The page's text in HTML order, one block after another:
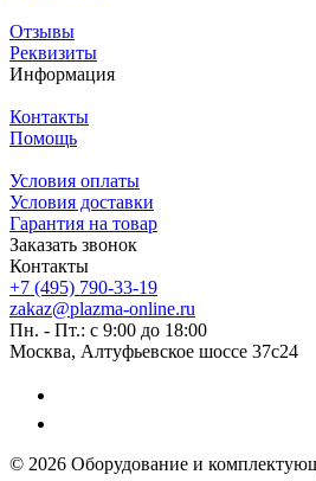
Отзывы
Реквизиты
Информация
Контакты
Помощь
Условия оплаты
Условия доставки
Гарантия на товар
Заказать звонок
Контакты
+7 (495) 790-33-19
zakaz@plazma-online.ru
Пн. - Пт.: с 9:00 до 18:00
Москва, Алтуфьевское шоссе 37с24
© 2026 Оборудование и